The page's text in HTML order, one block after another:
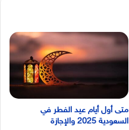
متى أول أيام عيد الفطر في
السعودية 2025 والإجازة